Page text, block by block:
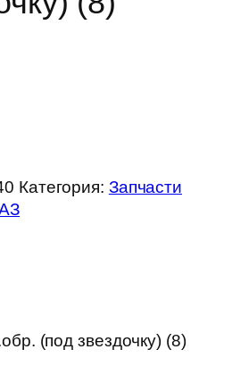
Категория: Запчасти
(под звездочку) (8)